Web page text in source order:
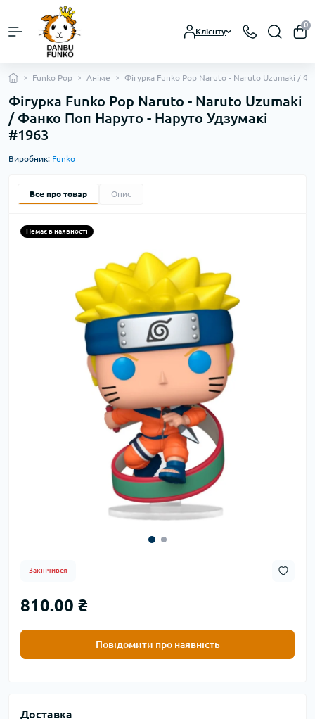
Клієнту
0
Funko Pop Аніме Фігурка Funko Pop Naruto - Naruto Uzumaki /
Фігурка Funko Pop Naruto - Naruto Uzumaki
/ Фанко Поп Наруто - Наруто Удзумакі
#1963
Виробник: Funko
Все про товар Опис
Немає в наявності
Закінчився
810.00 ₴
Повідомити про наявність
Доставка